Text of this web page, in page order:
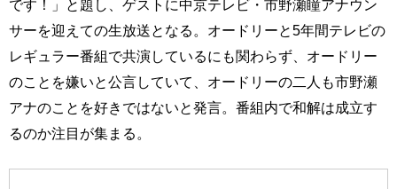
です！」と題し、ゲストに中京テレビ・市野瀬瞳アナウン
サーを迎えての生放送となる。オードリーと5年間テレビの
レギュラー番組で共演しているにも関わらず、オードリー
のことを嫌いと公言していて、オードリーの二人も市野瀬
アナのことを好きではないと発言。番組内で和解は成立す
るのか注目が集まる。